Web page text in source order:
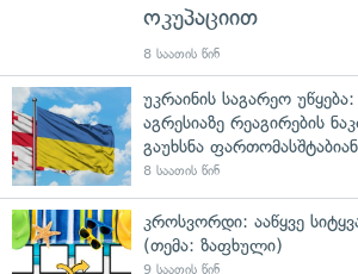
ოკუპაციით
8 საათის წინ
უკრაინის საგარეო
აგრესიაზე რეაგირების
გაუხსნა
8 საათის წინ
კროსვორდი: ააწყვე
(თემა: ზაფხული)
9 საათის წინ